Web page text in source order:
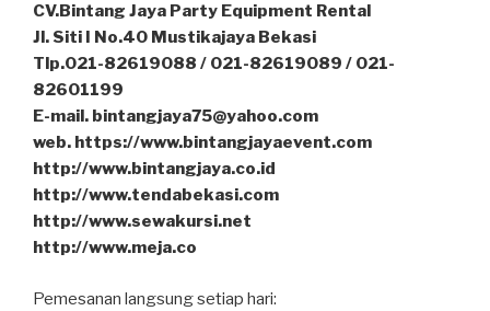
CV.Bintang Jaya Party Equipment Rental
Jl. Siti I No.40 Mustikajaya Bekasi
Tlp.021-82619088 / 021-82619089 / 021-
82601199
E-mail. bintangjaya75@yahoo.com
web. https://www.bintangjayaevent.com
http://www.bintangjaya.co.id
http://www.tendabekasi.com
http://www.sewakursi.net
http://www.meja.co
Pemesanan langsung setiap hari: